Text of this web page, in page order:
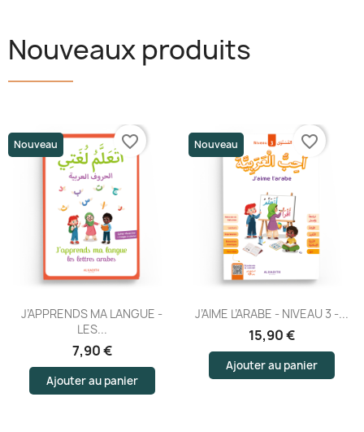
Nouveaux produits
J’APPRENDS MA LANGUE -
LES...
7,90 €
Ajouter au panier
Nouveau favorite_border
J’AIME L’ARABE - NIVEAU 3 -...
15,90 €
Ajouter au panier
Nouveau favorite_border